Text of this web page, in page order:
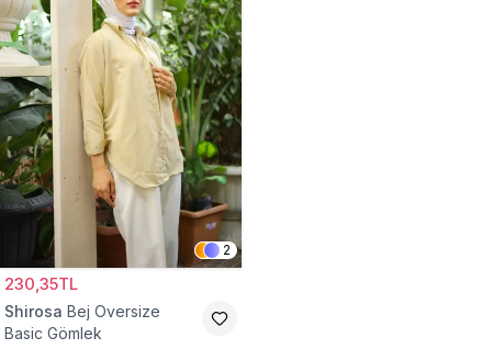
2
230,35TL
Shirosa Bej Oversize
Basic Gömlek